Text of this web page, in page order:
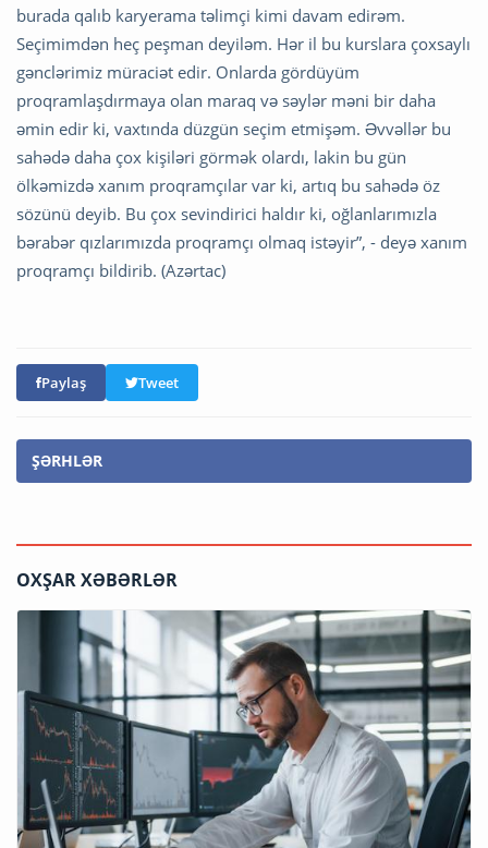
burada qalıb karyerama təlimçi kimi davam edirəm.
Seçimimdən heç peşman deyiləm. Hər il bu kurslara çoxsaylı
gənclərimiz müraciət edir. Onlarda gördüyüm
proqramlaşdırmaya olan maraq və səylər məni bir daha
əmin edir ki, vaxtında düzgün seçim etmişəm. Əvvəllər bu
sahədə daha çox kişiləri görmək olardı, lakin bu gün
ölkəmizdə xanım proqramçılar var ki, artıq bu sahədə öz
sözünü deyib. Bu çox sevindirici haldır ki, oğlanlarımızla
bərabər qızlarımızda proqramçı olmaq istəyir”, - deyə xanım
proqramçı bildirib. (Azərtac)
Paylaş Tweet
ŞƏRHLƏR
OXŞAR XƏBƏRLƏR